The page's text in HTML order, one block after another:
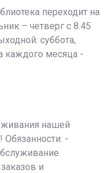
переходит на
– четверг с 8.45
суббота,
каждого месяца -
нашей
Обязанности: -
и